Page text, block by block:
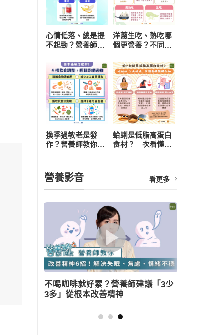
心情低落、總是提
不起勁？營養師推
研究：每天一把堅
果有助降低憂鬱風
險
洋蔥生吃、熟吃哪
個更營養？不同顏
選與保存一次看懂
換季過敏老是發
作？營養師教你從
蛤蜊是低脂高蛋白
食材？一次看懂營
營養影音 看更多
不喝咖啡就好累？營養師建議「3少
3多」從根本改善精神